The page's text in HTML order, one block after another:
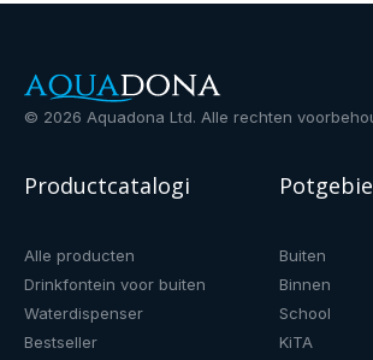
© 2026 Aquadona Ltd. Alle rechten
Productcatalogi
Alle producten
Drinkfontein voor buiten
Waterdispenser
Bestseller
Buiten
Binnen
School
KiTA